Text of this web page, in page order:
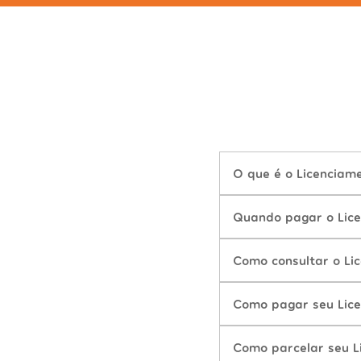
O que é o
Quando pagar o
Como consultar o
Como pagar seu
Como parcelar seu